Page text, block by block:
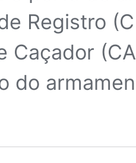
Registro
Caçador
do